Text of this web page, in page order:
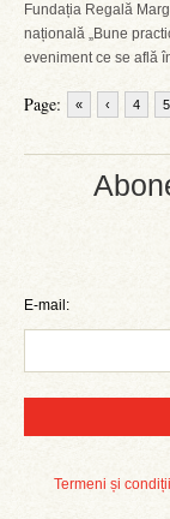
E-mail:
Termeni și
Fundația Regală
națională „Bune
eveniment ce se află
Page: « ‹ 4 5